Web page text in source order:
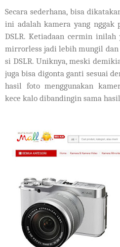
Secara sederhana, bisa
ini adalah kamera yang nggak
DSLR. Ketiadaan cermin
mirrorless jadi lebih mungil
si DSLR. Uniknya, meski
juga bisa digonta ganti sesuai
hasil foto menggunakan
kece kalo dibandingin sama